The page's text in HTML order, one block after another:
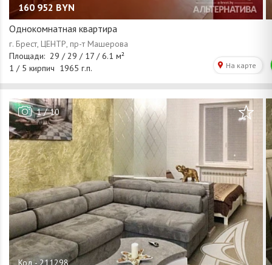
160 952 BYN
Однокомнатная квартира
1/10